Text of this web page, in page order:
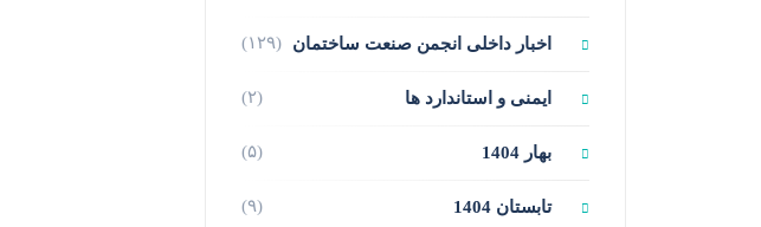
اخبار داخلی انجمن صنعت ساختمان (۱۲۹)
ایمنی و استاندارد ها (۲)
بهار 1404 (۵)
تابستان 1404 (۹)